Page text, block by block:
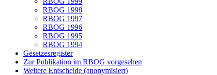
RBOG 1998
RBOG 1997
RBOG 1996
RBOG 1995
RBOG 1994
Gesetzesregister
Zur Publikation im RBOG vorgesehen
Weitere Entscheide (anonymisiert)